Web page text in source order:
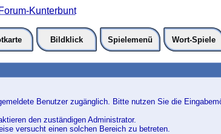
Bildklick Spielemenü Wort-Spiele
Benutzer zugänglich. Bitte nutzen Sie die
den zuständigen Administrator.
versucht einen solchen Bereich zu betreten.